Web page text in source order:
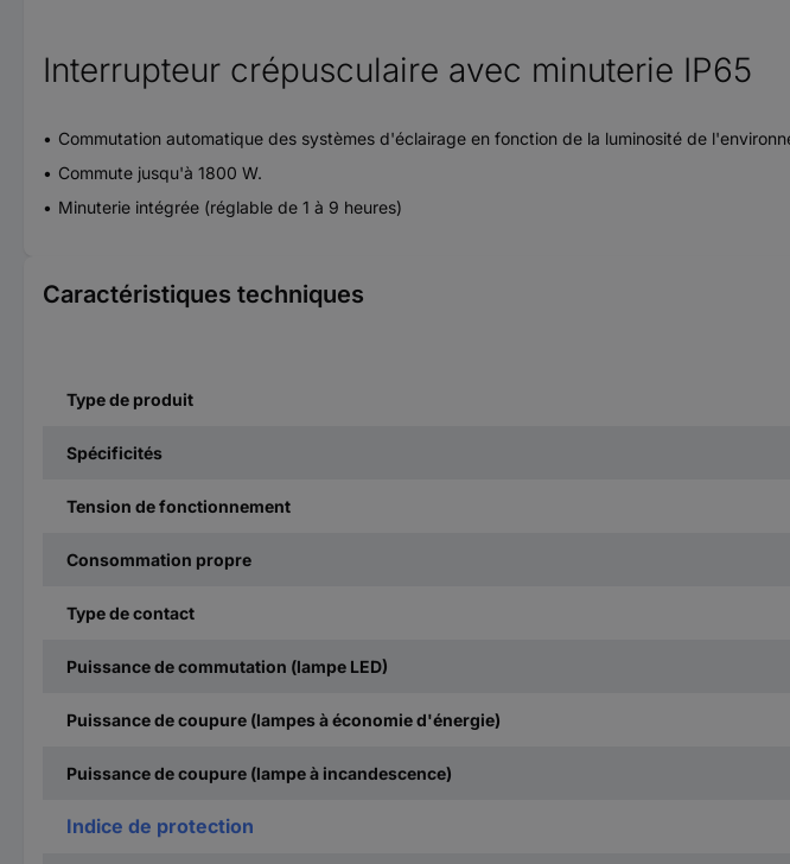
Interrupteur crépusculaire avec minuterie IP65
Commutation automatique des systèmes d'éclairage en fonction de la luminosité de
Commute jusqu'à 1800 W.
Minuterie intégrée (réglable de 1 à 9 heures)
Caractéristiques techniques
Type de produit
Spécificités
Tension de fonctionnement
Consommation propre
Type de contact
Puissance de commutation (lampe LED)
Puissance de coupure (lampes à économie d'énergie)
Puissance de coupure (lampe à incandescence)
Indice de protection